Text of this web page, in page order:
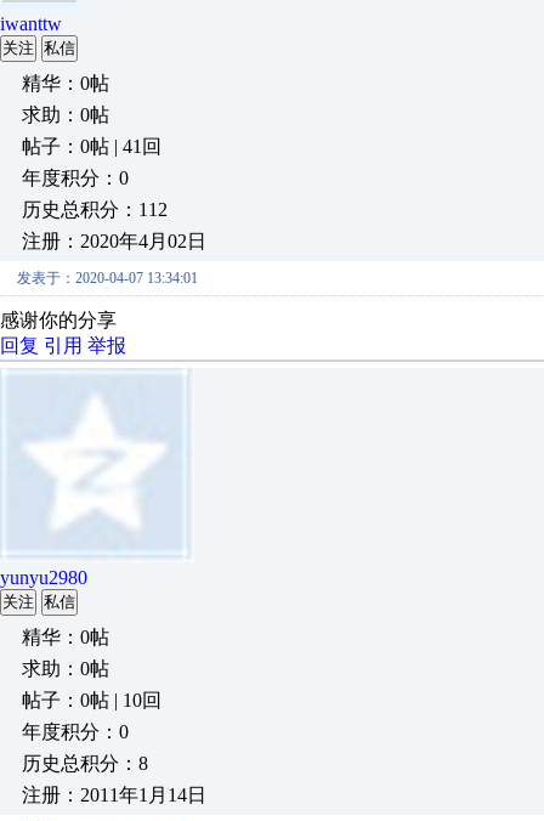
iwanttw
关注 私信
精华：0帖
求助：0帖
帖子：0帖 | 41回
年度积分：0
历史总积分：112
注册：2020年4月02日
发表于：2020-04-07 13:34:01
感谢你的分享
回复 引用 举报
yunyu2980
关注 私信
精华：0帖
求助：0帖
帖子：0帖 | 10回
年度积分：0
历史总积分：8
注册：2011年1月14日